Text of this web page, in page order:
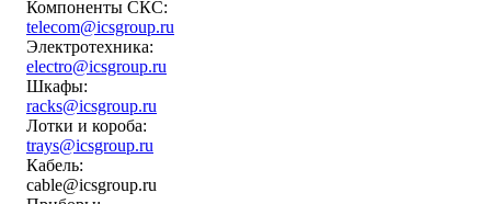
Компоненты СКС:
telecom@icsgroup.ru
Электротехника:
electro@icsgroup.ru
Шкафы:
racks@icsgroup.ru
Лотки и короба:
trays@icsgroup.ru
Кабель:
cable@icsgroup.ru